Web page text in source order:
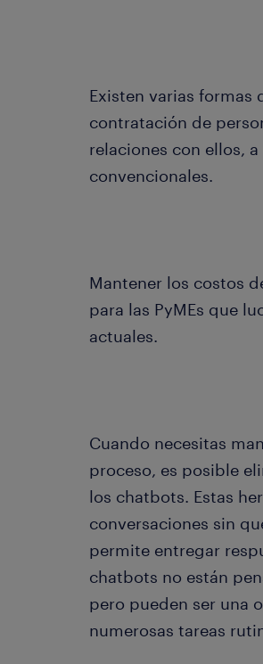
Existen varias formas
contratación de
relaciones con ellos,
convencionales.
Mantener los costos
para las PyMEs que
actuales.
Cuando necesitas
proceso, es posible
los chatbots. Estas
conversaciones sin
permite entregar
chatbots no están
pero pueden ser una
numerosas tareas